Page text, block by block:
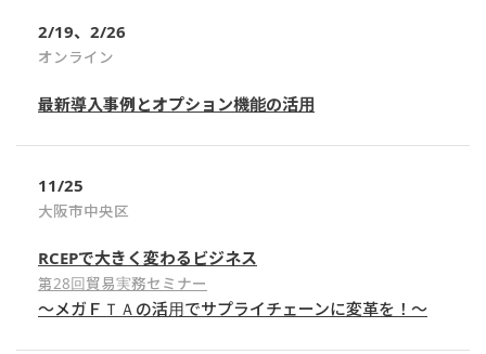
2/19、2/26
オンライン
最新導入事例とオプション機能の活用
11/25
大阪市中央区
RCEPで大きく変わるビジネス
第28回貿易実務セミナー
～メガＦＴＡの活用でサプライチェーンに変革を！～